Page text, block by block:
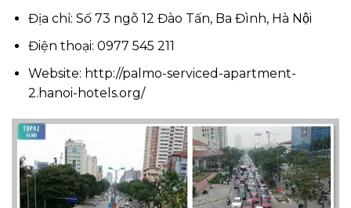
Địa chỉ: Số 73 ngõ 12 Đào Tấn, Ba Đình, Hà Nội
Điện thoại: 0977 545 211
Website: http://palmo-serviced-apartment-
2.hanoi-hotels.org/